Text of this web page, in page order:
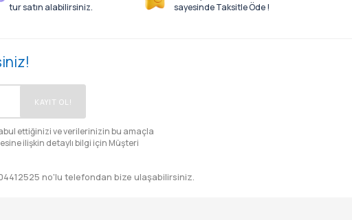
tur satın alabilirsiniz.
sayesinde Taksitle Öde !
KAYIT OL!
ettiğinizi ve verilerinizin bu amaçla
ilişkin detaylı bilgi için Müşteri
no'lu telefondan bize ulaşabilirsiniz.